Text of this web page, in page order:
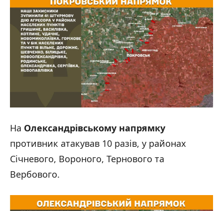
На Олександрівському напрямку
противник атакував 10 разів, у районах
Січневого, Вороного, Тернового та
Вербового.